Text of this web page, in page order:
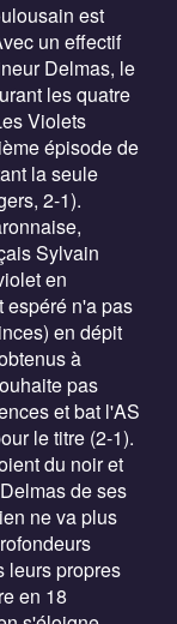
est
un effectif
Delmas, le
les quatre
Violets
épisode de
la seule
2-1).
Sylvain
en
espéré n'a pas
en dépit
à
pas
et bat l'AS
le titre (2-1).
du noir et
de ses
ne va plus
leurs propres
en 18